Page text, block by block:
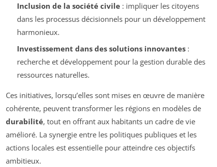
Inclusion de la société civile: impliquer les citoyens
dans les processus décisionnels pour un développement
harmonieux.
Investissement dans des solutions innovantes:
recherche et développement pour la gestion durable des
ressources naturelles.
Ces initiatives, lorsqu’elles sont mises en œuvre de manière
cohérente, peuvent transformer les régions en modèles de
durabilité, tout en offrant aux habitants un cadre de vie
amélioré. La synergie entre les politiques publiques et les
actions locales est essentielle pour atteindre ces objectifs
ambitieux.